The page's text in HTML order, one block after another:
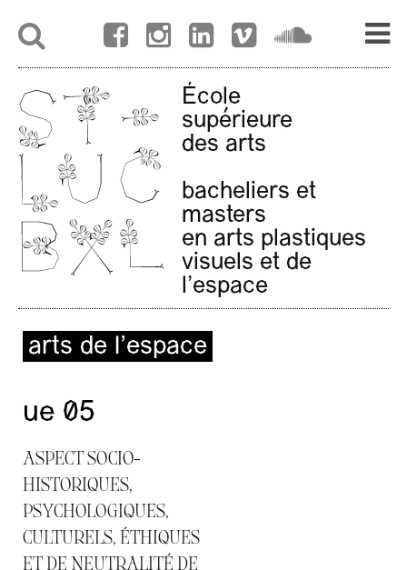
École
supérieure
des arts
bacheliers et
masters
en arts plastiques
visuels et de
l'espace
arts de l’espace
ue 05
ASPECT SOCIO-
HISTORIQUES,
PSYCHOLOGIQUES,
CULTURELS, ÉTHIQUES
ET DE NEUTRALITÉ DE